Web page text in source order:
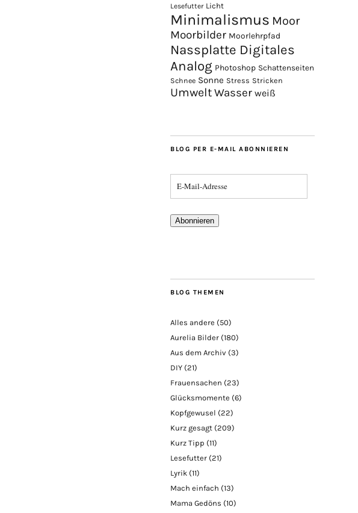
Lesefutter Licht
Minimalismus Moor
Moorbilder Moorlehrpfad
Nassplatte Digitales
Analog Photoshop Schattenseiten
Schnee Sonne Stress Stricken
UmweltWasser weiß
BLOG PER E-MAIL ABONNIEREN
Abonnieren
BLOG THEMEN
Alles andere (50)
Aurelia Bilder (180)
Aus dem Archiv (3)
DIY (21)
Frauensachen (23)
Glücksmomente (6)
Kopfgewusel (22)
Kurz gesagt (209)
Kurz Tipp (11)
Lesefutter (21)
Lyrik (11)
Mach einfach (13)
Mama Gedöns (10)